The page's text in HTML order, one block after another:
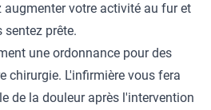
augmenter votre activité au fur et
sentez prête.
une ordonnance pour des
chirurgie. L'infirmière vous fera
de la douleur après l'intervention